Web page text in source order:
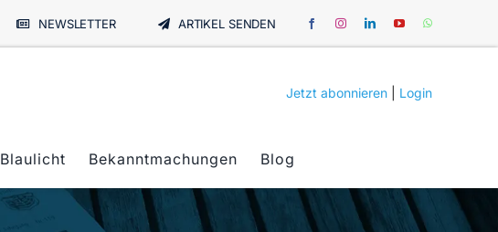
NEWSLETTER ARTIKEL SENDEN
Jetzt abonnieren Login
Blaulicht Bekanntmachungen Blog